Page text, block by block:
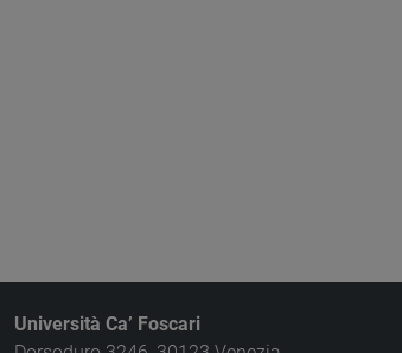
Università Ca’ Foscari